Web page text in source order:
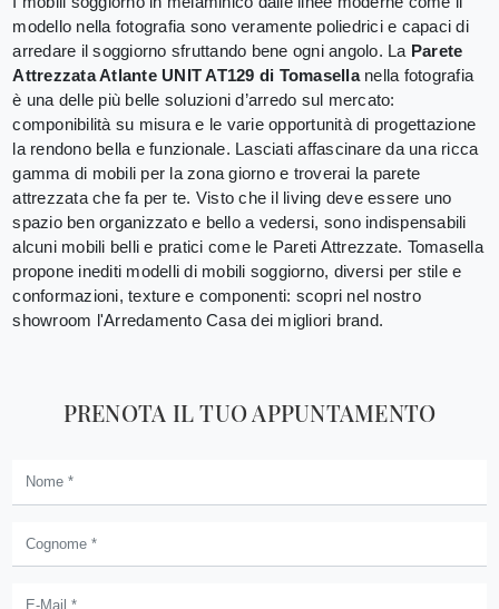
modello nella fotografia sono veramente poliedrici e capaci di
arredare il soggiorno sfruttando bene ogni angolo. La Parete
Attrezzata Atlante UNIT AT129 di Tomasellanella fotografia
è una delle più belle soluzioni d’arredo sul mercato:
componibilità su misura e le varie opportunità di progettazione
la rendono bella e funzionale. Lasciati affascinare da una ricca
gamma di mobili per la zona giorno e troverai la parete
attrezzata che fa per te. Visto che il living deve essere uno
spazio ben organizzato e bello a vedersi, sono indispensabili
alcuni mobili belli e pratici come le Pareti Attrezzate. Tomasella
propone inediti modelli di mobili soggiorno, diversi per stile e
conformazioni, texture e componenti: scopri nel nostro
showroom l'Arredamento Casa dei migliori brand.
PRENOTA IL TUO APPUNTAMENTO